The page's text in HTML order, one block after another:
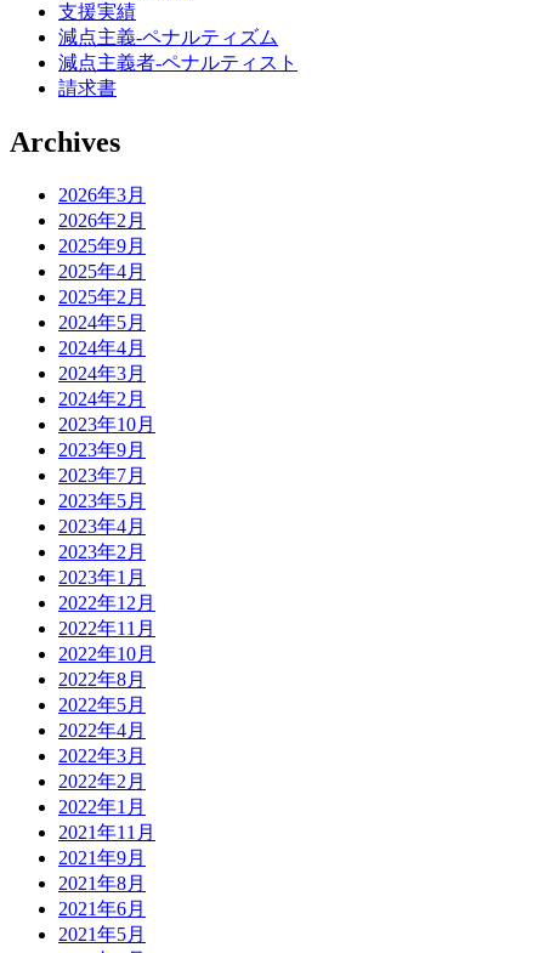
支援実績
減点主義-ペナルティズム
減点主義者-ペナルティスト
請求書
Archives
2026年3月
2026年2月
2025年9月
2025年4月
2025年2月
2024年5月
2024年4月
2024年3月
2024年2月
2023年10月
2023年9月
2023年7月
2023年5月
2023年4月
2023年2月
2023年1月
2022年12月
2022年11月
2022年10月
2022年8月
2022年5月
2022年4月
2022年3月
2022年2月
2022年1月
2021年11月
2021年9月
2021年8月
2021年6月
2021年5月